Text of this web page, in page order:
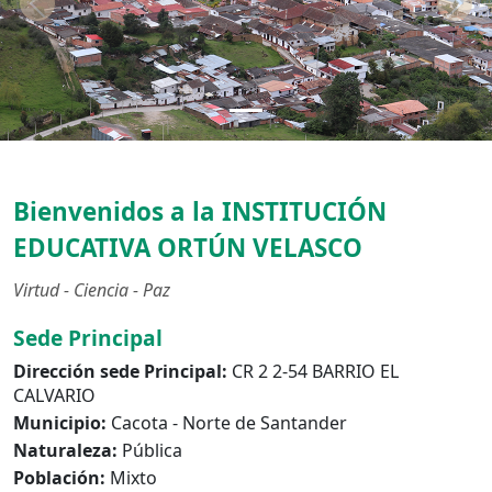
Anterior
Bienvenidos a la INSTITUCIÓN
EDUCATIVA ORTÚN VELASCO
Virtud - Ciencia - Paz
Sede Principal
Dirección sede Principal: CR 2 2-54 BARRIO EL
CALVARIO
Municipio: Cacota - Norte de Santander
Naturaleza: Pública
Población: Mixto